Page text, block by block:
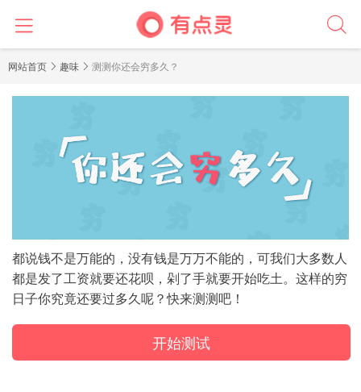
网站首页 趣味 测测你还会穷多久？
都说钱不是万能的，没有钱是万万不能的，可我们大多数人
都是发了工资就要还花呗，剁了手就要开始吃土。这样的穷
日子你究竟还要过多久呢？快来测测吧！
开始测试